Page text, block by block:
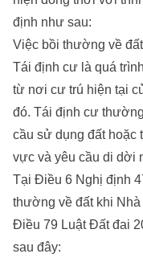
định như sau:
Việc bồi thường về
Tái định cư là quá
từ nơi cư trú hiện tại
đó. Tái định cư
cầu sử dụng đất hoặc
vực và yêu cầu di dời
Tại Điều 6 Nghị định
thường về đất khi
Điều 79 Luật Đất đai
sau đây: